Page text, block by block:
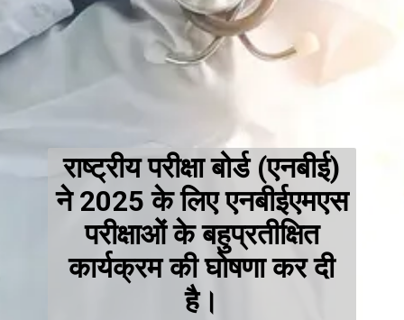
राष्ट्रीय परीक्षा बोर्ड (एनबीई)
ने 2025 के लिए एनबीईएमएस
परीक्षाओं के बहुप्रतीक्षित
कार्यक्रम की घोषणा कर दी
है।